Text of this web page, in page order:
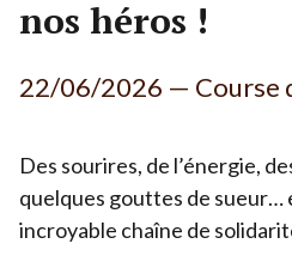
----------------------------
nos héros !
22/06/2026 — Course
Des sourires, de l’énergie,
quelques gouttes de sueur…
incroyable chaîne de